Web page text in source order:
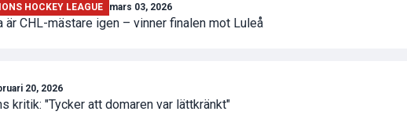
HOCKEY LEAGUE mars 03, 2026
är CHL-mästare igen – vinner finalen mot Luleå
20, 2026
kritik: "Tycker att domaren var lättkränkt"